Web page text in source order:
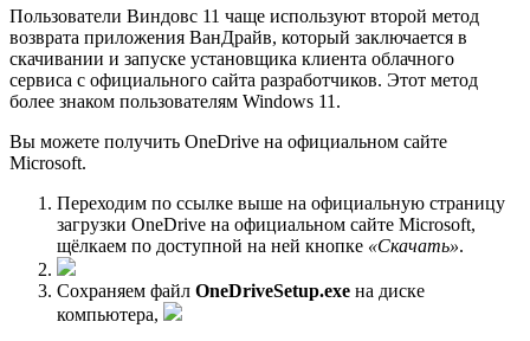
Пользователи Виндовс 11 чаще используют второй метод
возврата приложения ВанДрайв, который заключается в
скачивании и запуске установщика клиента облачного
сервиса с официального сайта разработчиков. Этот метод
более знаком пользователям Windows 11.
Вы можете получить OneDrive на официальном сайте
Microsoft.
Переходим по ссылке выше на официальную страницу
загрузки OneDrive на официальном сайте Microsoft,
щёлкаем по доступной на ней кнопке «Скачать».
Сохраняем файл OneDriveSetup.exe на диске
компьютера,